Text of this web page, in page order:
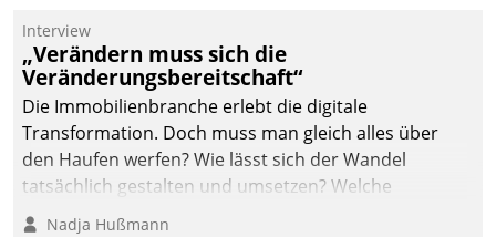
integrieren.
Interview
„Verändern muss sich die
Veränderungsbereitschaft“
Die Immobilienbranche erlebt die digitale
Transformation. Doch muss man gleich alles über
den Haufen werfen? Wie lässt sich der Wandel
tatsächlich gestalten und umsetzen? Welche
Argumente zählen wirklich?
Nadja Hußmann